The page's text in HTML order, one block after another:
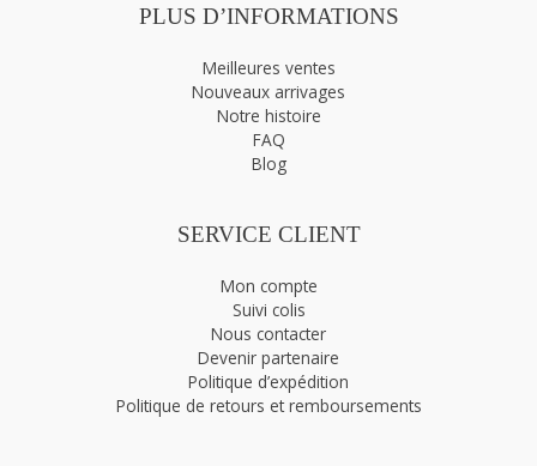
PLUS D’INFORMATIONS
Meilleures ventes
Nouveaux arrivages
Notre histoire
FAQ
Blog
SERVICE CLIENT
Mon compte
Suivi colis
Nous contacter
Devenir partenaire
Politique d’expédition
Politique de retours et remboursements